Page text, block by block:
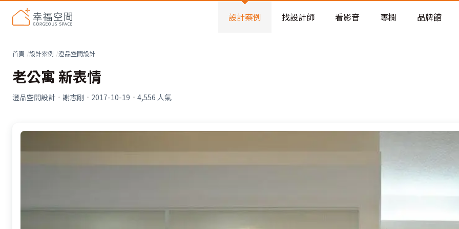
老屋預算分配與高 CP 值煥新術
設計案例 找設計師 看影音 專欄 品牌館
首頁 設計案例 澄品空間設計
老公寓 新表情
澄品空間設計 · 謝志剛 · 2017-10-19 · 4,556 人氣